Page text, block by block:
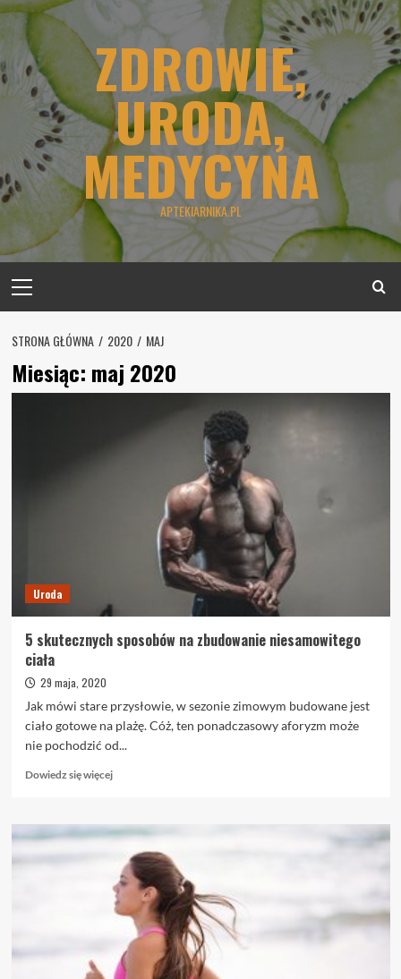
Skip
content
ZDROWIE,
URODA,
MEDYCYNA
APTEKIARNIKA.PL
Menu
STRONA GŁÓWNA 2020 MAJ
Miesiąc: maj 2020
Uroda
5 skutecznych sposobów na zbudowanie niesamowitego
ciała
29 maja, 2020
Jak mówi stare przysłowie, w sezonie zimowym budowane jest
ciało gotowe na plażę. Cóż, ten ponadczasowy aforyzm może
nie pochodzić od...
Dowiedz się więcejDowiedz
o
5
skutecznych
sposobów
na
zbudowanie
niesamowitego
ciała